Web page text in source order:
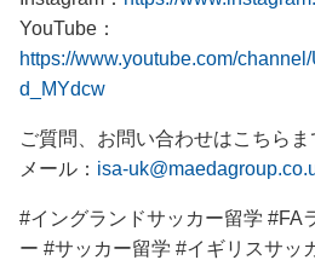
YouTube：
https://www.youtube.com/
d_MYdcw
ご質問、お問い合わせはこちらま
メール： isa-
#イングランドサッカー留学 #FA
ー #サッカー留学 #イギリスサッ